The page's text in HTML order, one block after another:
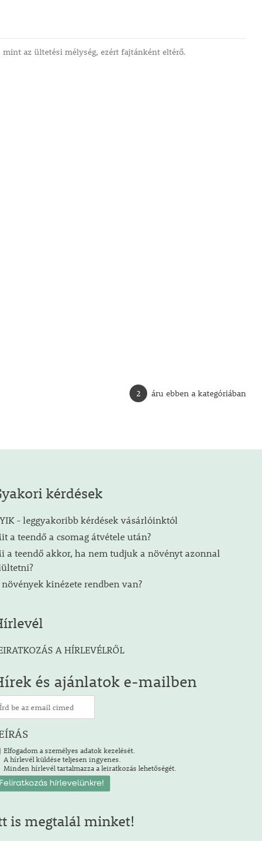
az ültetési mélység, ezért fajtánként eltérő.
2 áru ebben a kategóriában
kérdések
- leggyakoribb kérdések vásárlóinktól
a teendő a csomag átvétele után?
a teendő akkor, ha nem tudjuk a növényt azonnal
növények kinézete rendben van?
A HÍRLEVÉLRŐL
és ajánlatok e-mailben
Elfogadom a személyes adatok kezelését.
A hírlevél küldése teljesen ingyenes.
Minden hírlevél tartalmazza a leiratkozás lehetőségét.
is megtalál minket!